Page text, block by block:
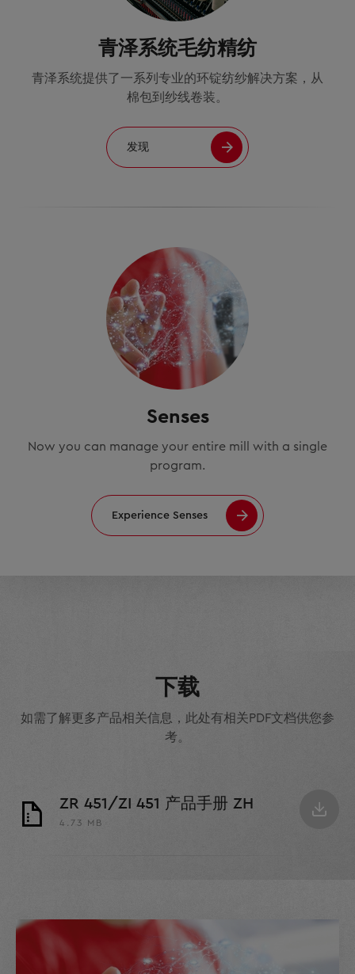
青泽系统毛纺精纺
青泽系统提供了一系列专业的环锭纺纱解决方案，从
棉包到纱线卷装。
发现
Senses
Now you can manage your entire mill with a single
program.
Experience Senses
下载
如需了解更多产品相关信息，此处有相关PDF文档供您参
考。
ZR 451/ZI 451 产品手册 ZH
4.73 MB